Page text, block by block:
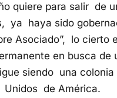
quiere para salir de
ya haya sido
Asociado”, lo cierto
en busca
siendo una colonia
de América.